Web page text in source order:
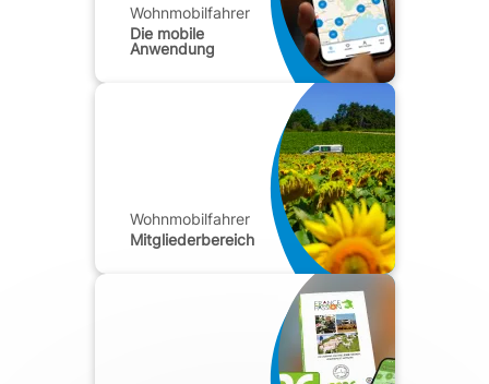
Wohnmobilfahrer
Die mobile
Anwendung
Wohnmobilfahrer
Mitgliederbereich